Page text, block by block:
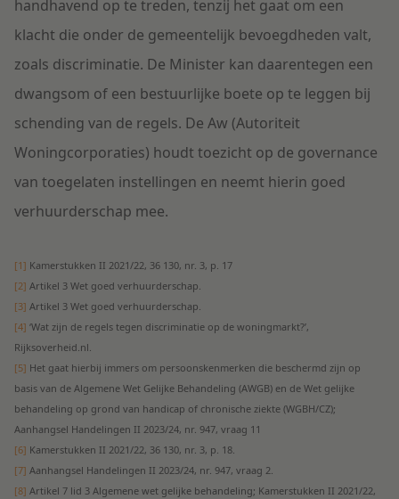
handhavend op te treden, tenzij het gaat om een
klacht die onder de gemeentelijk bevoegdheden valt,
zoals discriminatie. De Minister kan daarentegen een
dwangsom of een bestuurlijke boete op te leggen bij
schending van de regels. De Aw (Autoriteit
Woningcorporaties) houdt toezicht op de governance
van toegelaten instellingen en neemt hierin goed
verhuurderschap mee.
[1] Kamerstukken II 2021/22, 36 130, nr. 3, p. 17
[2] Artikel 3 Wet goed verhuurderschap.
[3] Artikel 3 Wet goed verhuurderschap.
[4] ‘Wat zijn de regels tegen discriminatie op de woningmarkt?’,
Rijksoverheid.nl.
[5] Het gaat hierbij immers om persoonskenmerken die beschermd zijn op
basis van de Algemene Wet Gelijke Behandeling (AWGB) en de Wet gelijke
behandeling op grond van handicap of chronische ziekte (WGBH/CZ);
Aanhangsel Handelingen II 2023/24, nr. 947, vraag 11
[6] Kamerstukken II 2021/22, 36 130, nr. 3, p. 18.
[7] Aanhangsel Handelingen II 2023/24, nr. 947, vraag 2.
[8] Artikel 7 lid 3 Algemene wet gelijke behandeling; Kamerstukken II 2021/22,